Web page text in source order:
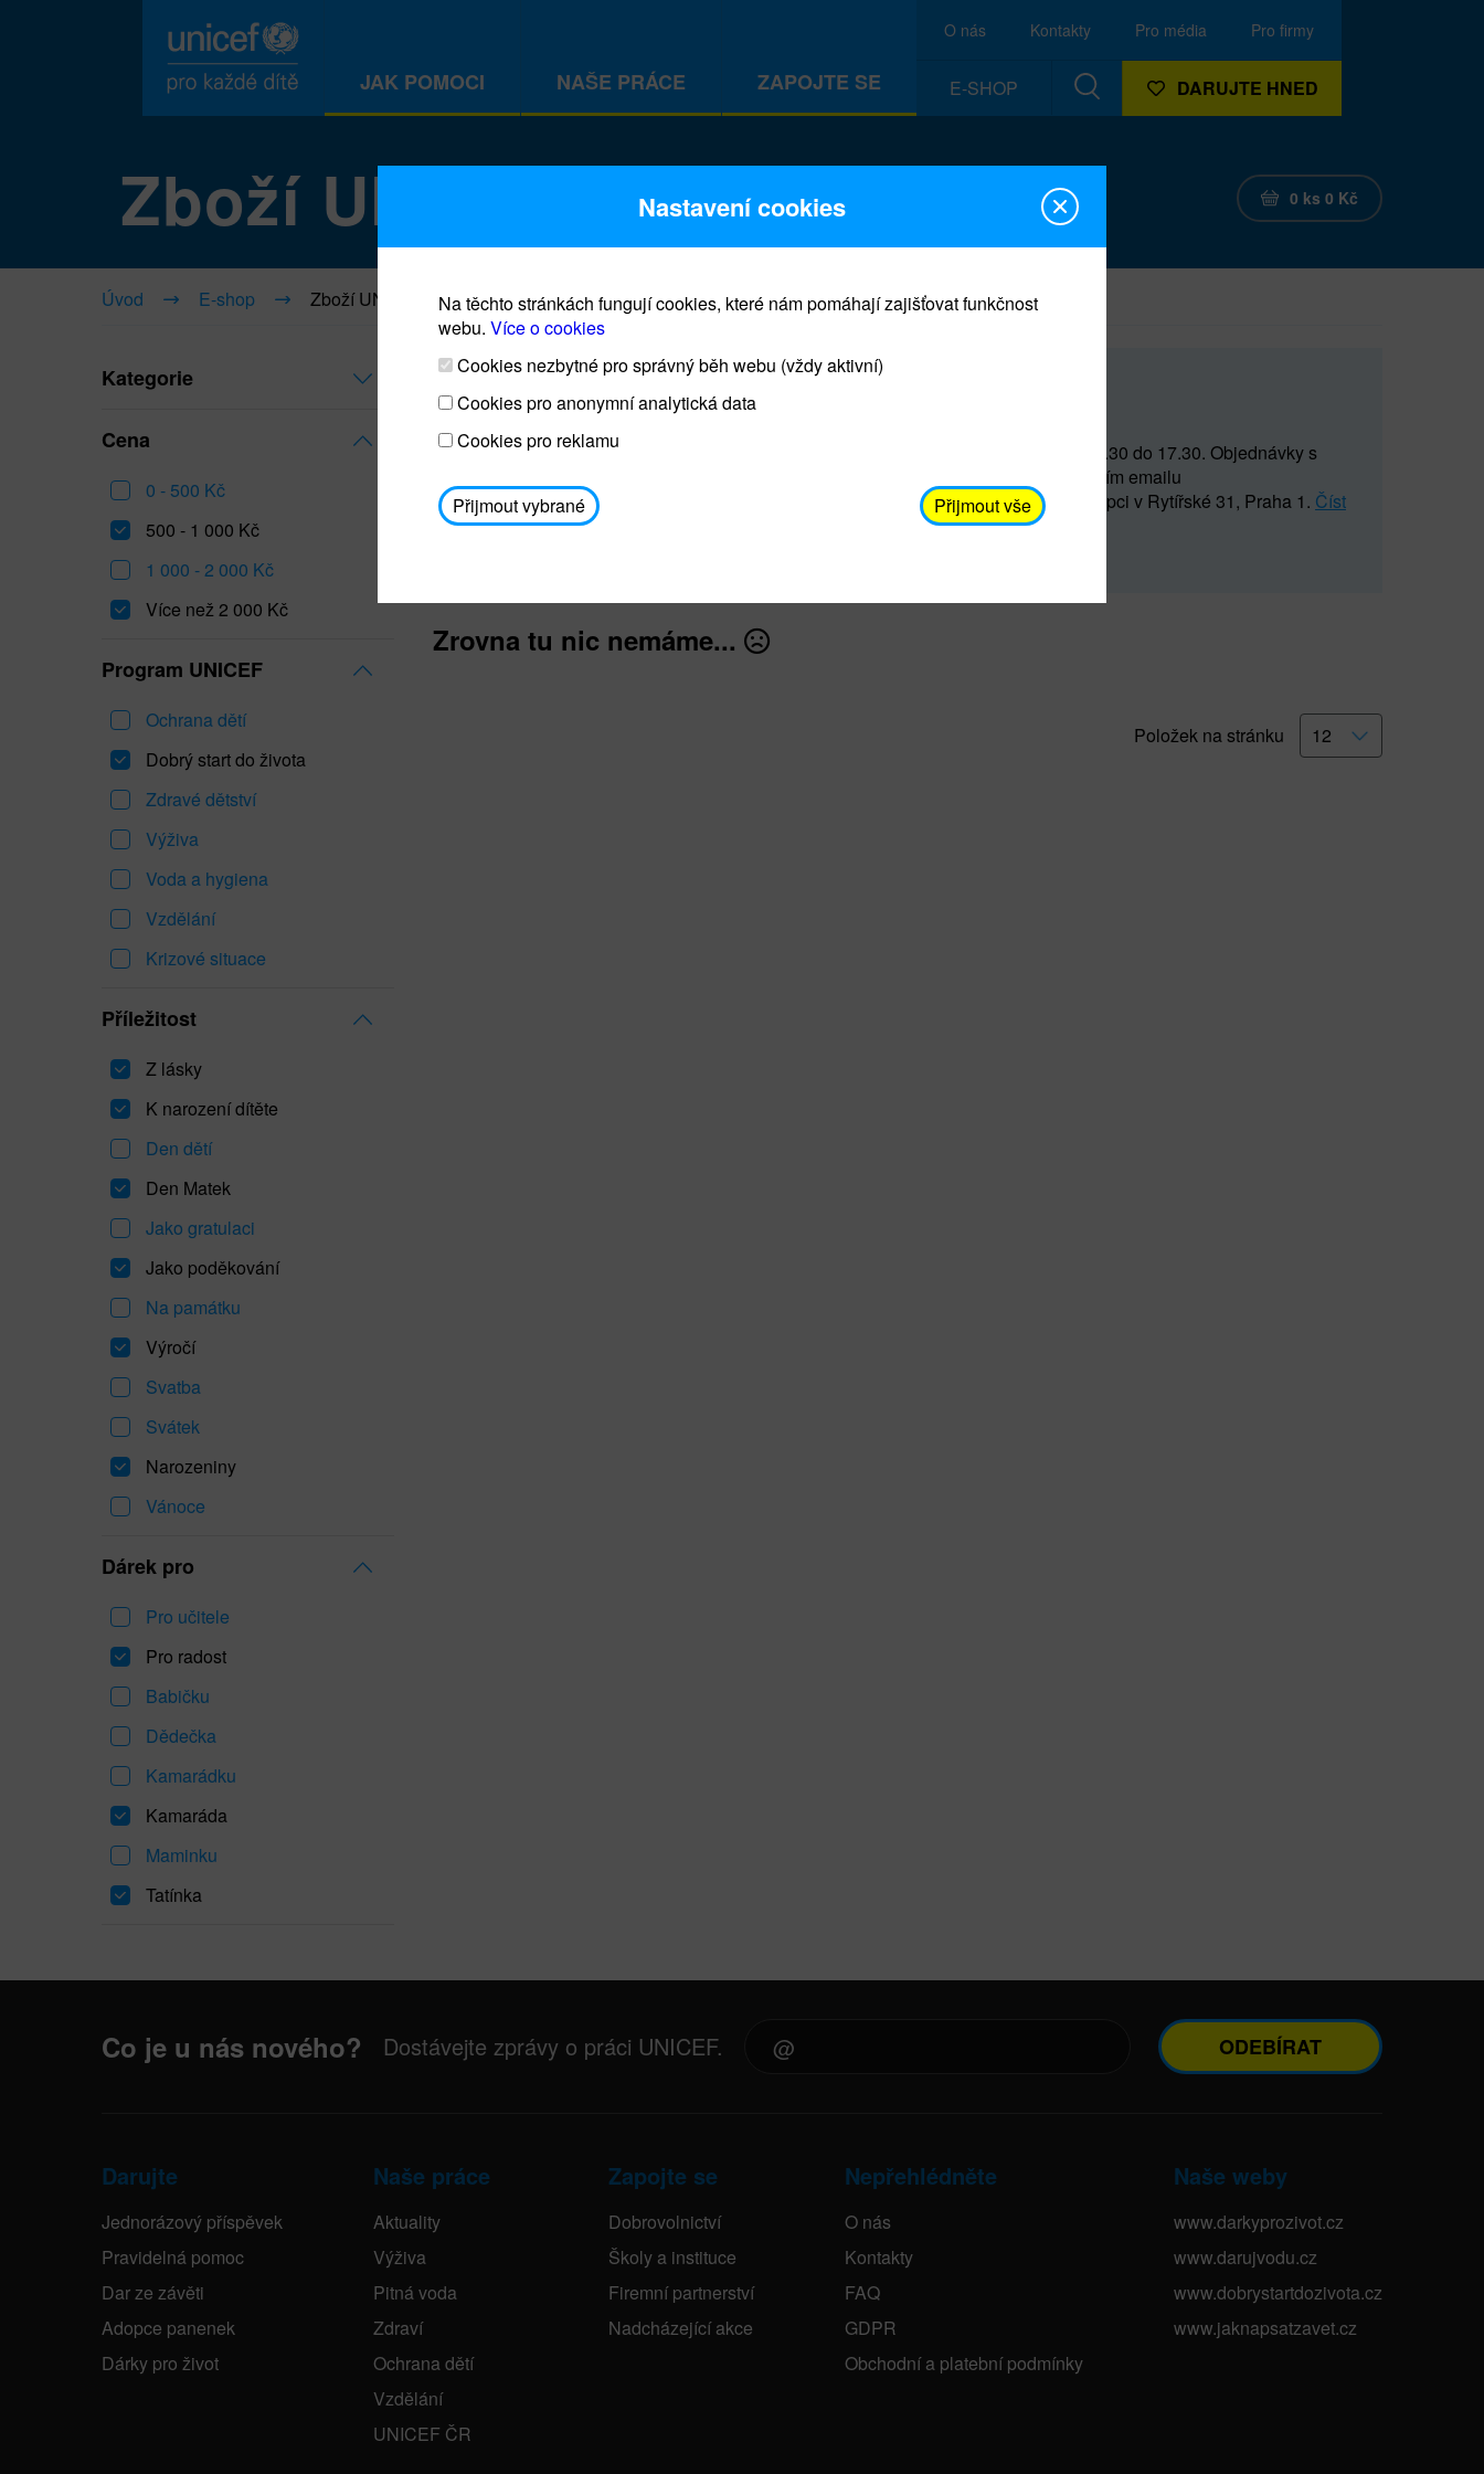
JAK POMOCI NAŠE PRÁCE ZAPOJTE SE
O nás Kontakty Pro média Pro firmy
E-SHOP DARUJTE HNED
Zboží UNICEF 0 ks 0 Kč
Úvod E-shop Zboží UNICEF
Kategorie
Cena
0 - 500 Kč
500 - 1 000 Kč
1 000 - 2 000 Kč
Více než 2 000 Kč
Program UNICEF
Ochrana dětí
Dobrý start do života
Zdravé dětství
Výživa
Voda a hygiena
Vzdělání
Krizové situace
Příležitost
Z lásky
K narození dítěte
Den dětí
Den Matek
Jako gratulaci
Jako poděkování
Na památku
Výročí
Svatba
Svátek
Narozeniny
Vánoce
Dárek pro
Pro učitele
Pro radost
Babičku
Dědečka
Kamarádku
Kamaráda
Maminku
Tatínka
Prodej blahopřání a dárků UNICEF
Prodejna UNICEF bude otevřena každý čtvrtek o 11 do 15 a od 15.30 do 17.30. Objednávky s
osobním odběrem je možné vyzvednout po domluvě (prostřednictvím emailu
avodickova@unicef.cz nebo telefonním čísle 606 655 547) na recepci v Rytířské 31, Praha 1. Číst
dále
Zrovna tu nic nemáme...
Položek na stránku
Co je u nás nového? Dostávejte zprávy o práci UNICEF. ODEBÍRAT
Darujte
Jednorázový příspěvek
Pravidelná pomoc
Dar ze závěti
Adopce panenek
Dárky pro život
Naše práce
Aktuality
Výživa
Pitná voda
Zdraví
Ochrana dětí
Vzdělání
UNICEF ČR
Zapojte se
Dobrovolnictví
Školy a instituce
Firemní partnerství
Nadcházející akce
Nepřehlédněte
O nás
Kontakty
FAQ
GDPR
Obchodní a platební podmínky
Naše weby
www.darkyprozivot.cz
www.darujvodu.cz
www.dobrystartdozivota.cz
www.jaknapsatzavet.cz
Nastavení cookies
Na těchto stránkách fungují cookies, které nám pomáhají zajišťovat funkčnost
webu. Více o cookies
Cookies nezbytné pro správný běh webu (vždy aktivní)
Cookies pro anonymní analytická data
Cookies pro reklamu
Přijmout vybrané Přijmout vše